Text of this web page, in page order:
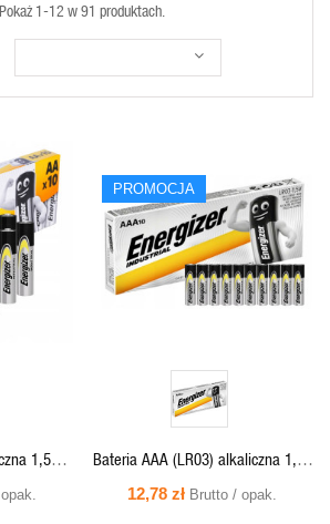
Pokaż 1-12 w 91 produktach.
1,5V -
za 10
PROMOCJASZYBKI
PODGLĄD
Bateria AAA (LR03) alkaliczna 1,5V
- Industrial Energizer (cena za 10
12,78 zł Brutto / opak.